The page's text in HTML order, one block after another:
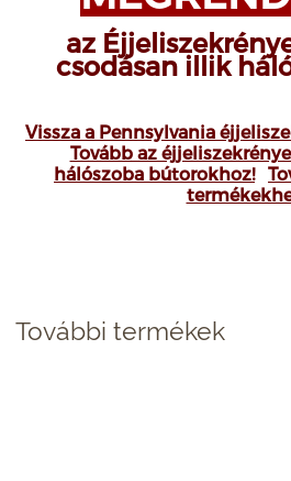
az
csodásan illik
Vissza a Pennsylvania
Tovább az
hálószoba bútorokhoz!
További termékek